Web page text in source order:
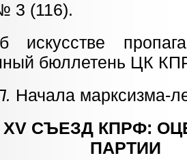
3 (116).
искусстве
бюллетень ЦК
Начала марксизма-
XV СЪЕЗД КПРФ:
ПАРТИИ